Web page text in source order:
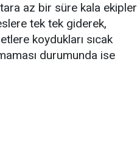
az bir süre kala ekipler
tek tek giderek,
koydukları sıcak
durumunda ise